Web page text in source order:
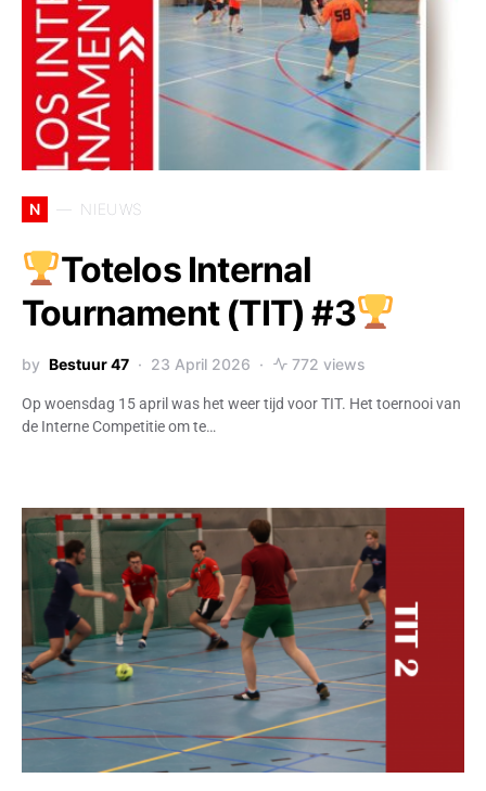
N NIEUWS
Totelos Internal
Tournament (TIT) #3
by Bestuur 47 23 April 2026 772 views
Op woensdag 15 april was het weer tijd voor TIT. Het toernooi van
de Interne Competitie om te…